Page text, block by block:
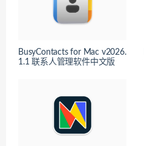
BusyContacts for Mac v2026.
1.1 联系人管理软件中文版